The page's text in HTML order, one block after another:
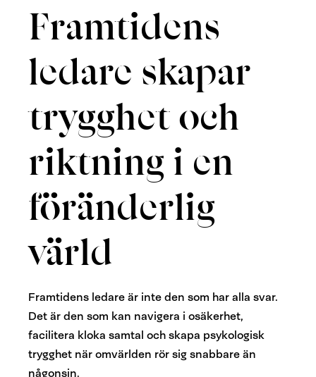
Framtidens
ledare skapar
trygghet och
riktning i en
föränderlig
värld
Framtidens ledare är inte den som har alla svar.
Det är den som kan navigera i osäkerhet,
facilitera kloka samtal och skapa psykologisk
trygghet när omvärlden rör sig snabbare än
någonsin.